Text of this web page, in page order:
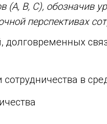
В, С), обозначив
перспективах
в